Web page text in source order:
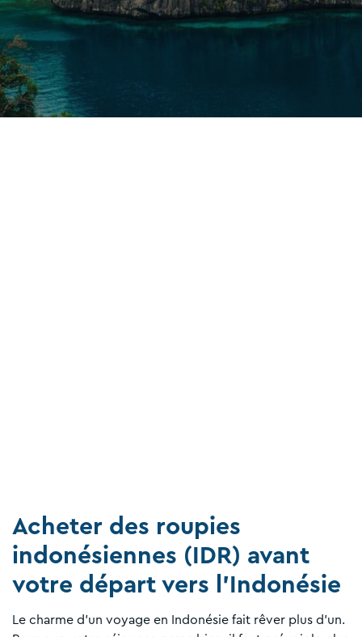
Acheter des roupies
indonésiennes (IDR) avant
votre départ vers l’Indonésie
Le charme d’un voyage en Indonésie fait rêver plus d’un.